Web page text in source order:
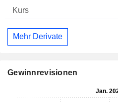
Mehr Derivate
Gewinnrevisionen